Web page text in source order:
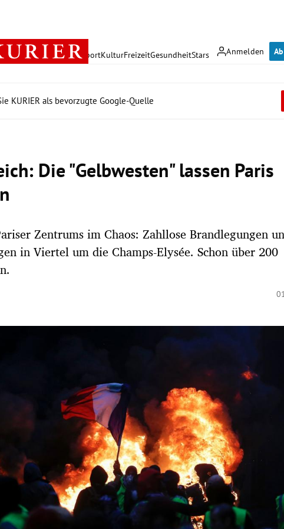
Anmelden
PolitikWirtschaft SportKulturFreizeitGesundheitStars
KURIER als bevorzugte Google-Quelle
Die "Gelbwesten" lassen Paris
Zentrums im Chaos: Zahllose Brandlegungen
in Viertel um die Champs-Elysée. Schon über 200
öffnen/schließen